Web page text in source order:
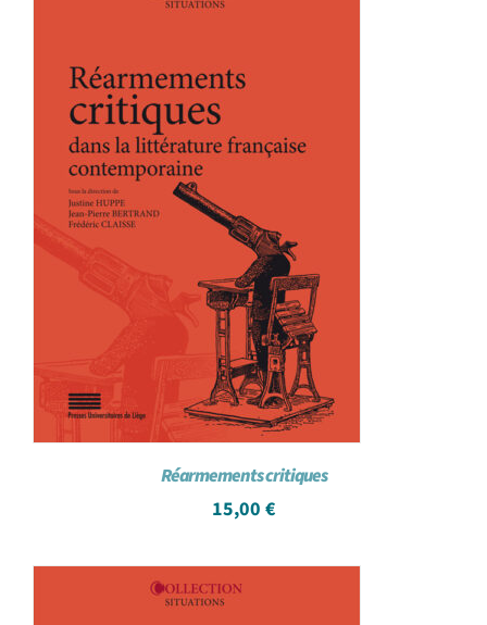
Panier WooCommerce
Réarmements critiques
15,00 €